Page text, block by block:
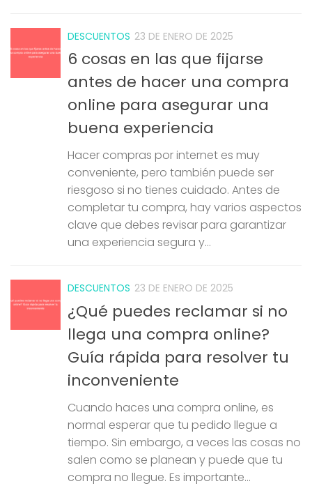
DESCUENTOS 23 DE ENERO DE 2025
6 cosas en las que fijarse
antes de hacer una compra
online para asegurar una
buena experiencia
Hacer compras por internet es muy
conveniente, pero también puede ser
riesgoso si no tienes cuidado. Antes de
completar tu compra, hay varios aspectos
clave que debes revisar para garantizar
una experiencia segura y...
DESCUENTOS 23 DE ENERO DE 2025
¿Qué puedes reclamar si no
llega una compra online?
Guía rápida para resolver tu
inconveniente
Cuando haces una compra online, es
normal esperar que tu pedido llegue a
tiempo. Sin embargo, a veces las cosas no
salen como se planean y puede que tu
compra no llegue. Es importante...